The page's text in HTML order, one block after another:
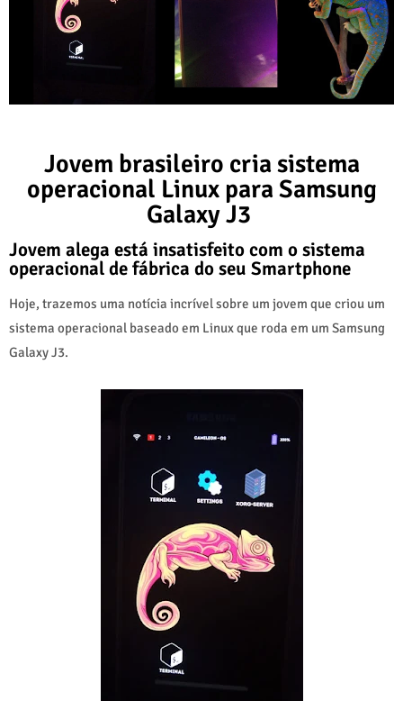
Jovem brasileiro cria sistema
operacional Linux para Samsung
Galaxy J3
Jovem alega está insatisfeito com o sistema
operacional de fábrica do seu Smartphone
Hoje, trazemos uma notícia incrível sobre um jovem que criou um
sistema operacional baseado em Linux que roda em um Samsung
Galaxy J3.